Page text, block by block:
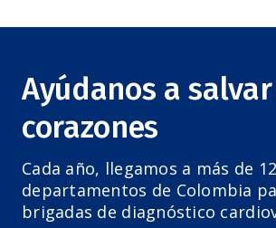
Ayúdanos a
corazones
Cada año, llegamos a más de 12
departamentos de Colombia
brigadas de diagnóstico